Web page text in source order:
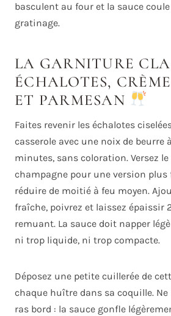
basculent au four et la sauce
gratinage.
LA GARNITURE
ÉCHALOTES,
ET PARMESAN
Faites revenir les échalotes
casserole avec une noix de beurre
minutes, sans coloration. Versez
champagne pour une version plus
réduire de moitié à feu moyen.
fraîche, poivrez et laissez épaissir
remuant. La sauce doit napper
ni trop liquide, ni trop compacte.
Déposez une petite cuillerée de
chaque huître dans sa coquille. Ne
ras bord : la sauce gonfle